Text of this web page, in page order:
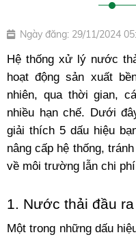
Ngày đăng: 29/11/2024
Hệ thống xử lý nước
hoạt động sản xuất
nhiên, qua thời gian,
nhiều hạn chế. Dưới
giải thích 5 dấu hiệu
nâng cấp hệ thống,
về môi trường lẫn chi
1. Nước thải đầu
Một trong những dấu